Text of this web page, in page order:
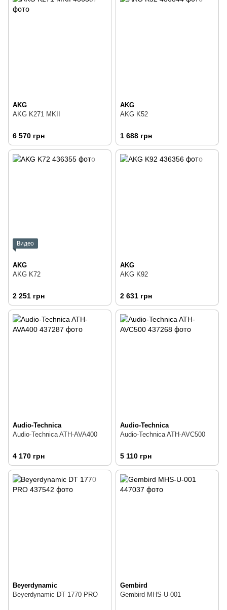
AKG
AKG K271 MKII
6 570 грн
AKG
AKG K52
1 688 грн
Видео
AKG
AKG K72
2 251 грн
AKG
AKG K92
2 631 грн
Audio-Technica
Audio-Technica ATH-AVA400
4 170 грн
Audio-Technica
Audio-Technica ATH-AVC500
5 110 грн
Beyerdynamic
Beyerdynamic DT 1770 PRO
Gembird
Gembird MHS-U-001